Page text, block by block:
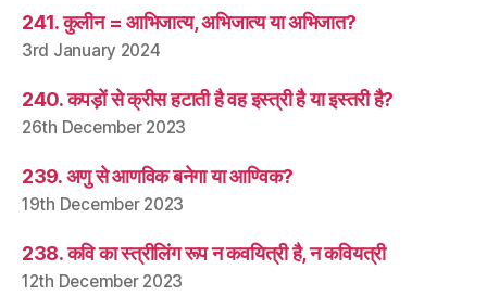
241. कुलीन = आभिजात्य, अभिजात्य या अभिजात?
3rd January 2024
240. कपड़ों से क्रीस हटाती है वह इस्त्री है या इस्तरी है?
26th December 2023
239. अणु से आणविक बनेगा या आण्विक?
19th December 2023
238. कवि का स्त्रीलिंग रूप न कवयित्री है, न कवियत्री
12th December 2023